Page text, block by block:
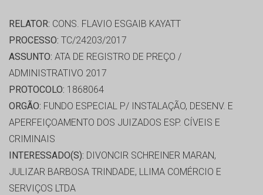
RELATOR: CONS. FLAVIO ESGAIB KAYATT
PROCESSO: TC/24203/2017
ASSUNTO: ATA DE REGISTRO DE PREÇO /
ADMINISTRATIVO 2017
PROTOCOLO: 1868064
ORGÃO: FUNDO ESPECIAL P/ INSTALAÇÃO, DESENV. E
APERFEIÇOAMENTO DOS JUIZADOS ESP. CÍVEIS E
CRIMINAIS
INTERESSADO(S): DIVONCIR SCHREINER MARAN,
JULIZAR BARBOSA TRINDADE, LLIMA COMÉRCIO E
SERVIÇOS LTDA